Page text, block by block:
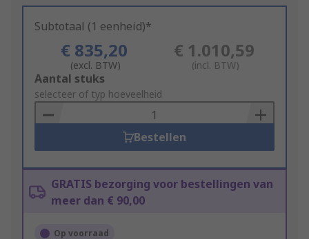
Subtotaal (1 eenheid)*
€ 835,20
(excl. BTW)
€ 1.010,59
(incl. BTW)
Add
to
Basket
Aantal stuks
selecteer of typ hoeveelheid
Bestellen
GRATIS bezorging voor bestellingen van
meer dan € 90,00
Op voorraad